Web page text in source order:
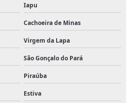
Iapu
Cachoeira de Minas
Virgem da Lapa
São Gonçalo do Pará
Piraúba
Estiva